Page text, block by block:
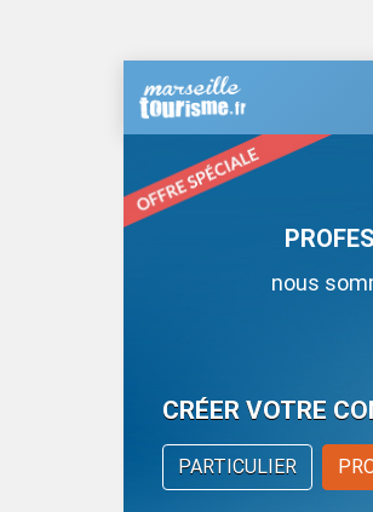
nous
CRÉER VOTRE
PARTICULIER